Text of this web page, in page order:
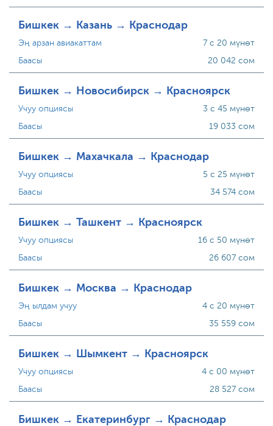
Бишкек → Казань → Краснодар
Эң арзан авиакаттам
Баасы
7 с 20 мүнөт
20 042 сом
Бишкек → Новосибирск → Красноярск
Учуу опциясы
Баасы
3 с 45 мүнөт
19 033 сом
Бишкек → Махачкала → Краснодар
Учуу опциясы
Баасы
5 с 25 мүнөт
34 574 сом
Бишкек → Ташкент → Красноярск
Учуу опциясы
Баасы
16 с 50 мүнөт
26 607 сом
Бишкек → Москва → Краснодар
Эң ылдам учуу
Баасы
4 с 20 мүнөт
35 559 сом
Бишкек → Шымкент → Красноярск
Учуу опциясы
Баасы
4 с 00 мүнөт
28 527 сом
Бишкек → Екатеринбург → Краснодар